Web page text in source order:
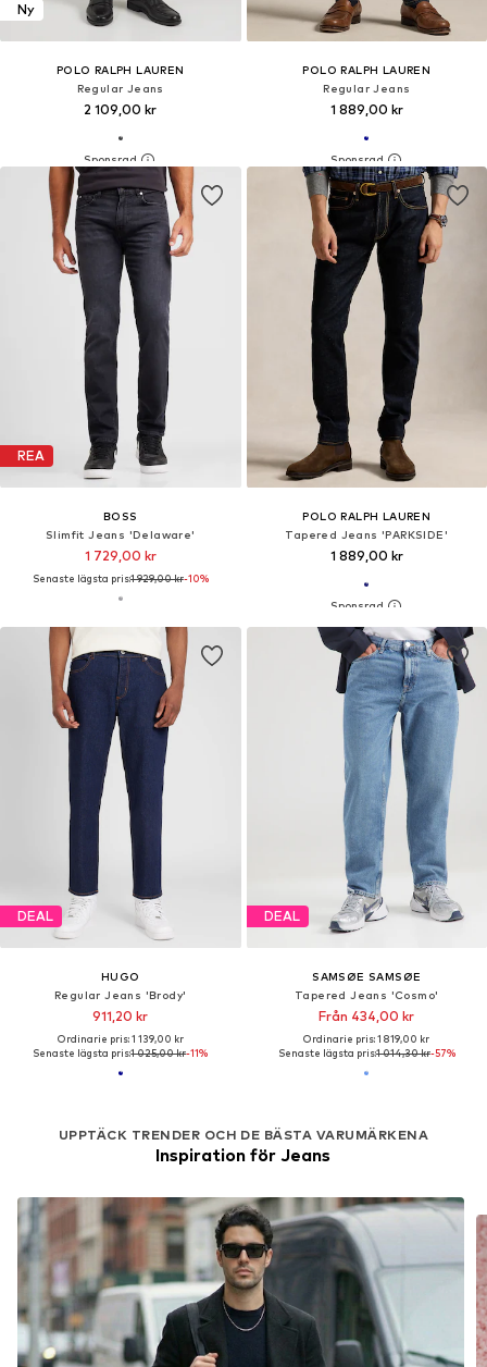
Ny
POLO RALPH LAUREN
Regular Jeans
2 109,00 kr
POLO RALPH LAUREN
Regular Jeans
1 889,00 kr
REA
BOSS
Slimfit Jeans 'Delaware'
1 729,00 kr
Senaste lägsta pris:1 929,00 kr-10%
POLO RALPH LAUREN
Tapered Jeans 'PARKSIDE'
1 889,00 kr
DEAL
HUGO
Regular Jeans 'Brody'
911,20 kr
Ordinarie pris: 1 139,00 kr
Senaste lägsta pris:1 025,00 kr-11%
DEAL
SAMSØE SAMSØE
Tapered Jeans 'Cosmo'
Från 434,00 kr
Ordinarie pris: 1 819,00 kr
Senaste lägsta pris:1 014,30 kr-57%
UPPTÄCK TRENDER OCH DE BÄSTA VARUMÄRKENA
Inspiration för Jeans